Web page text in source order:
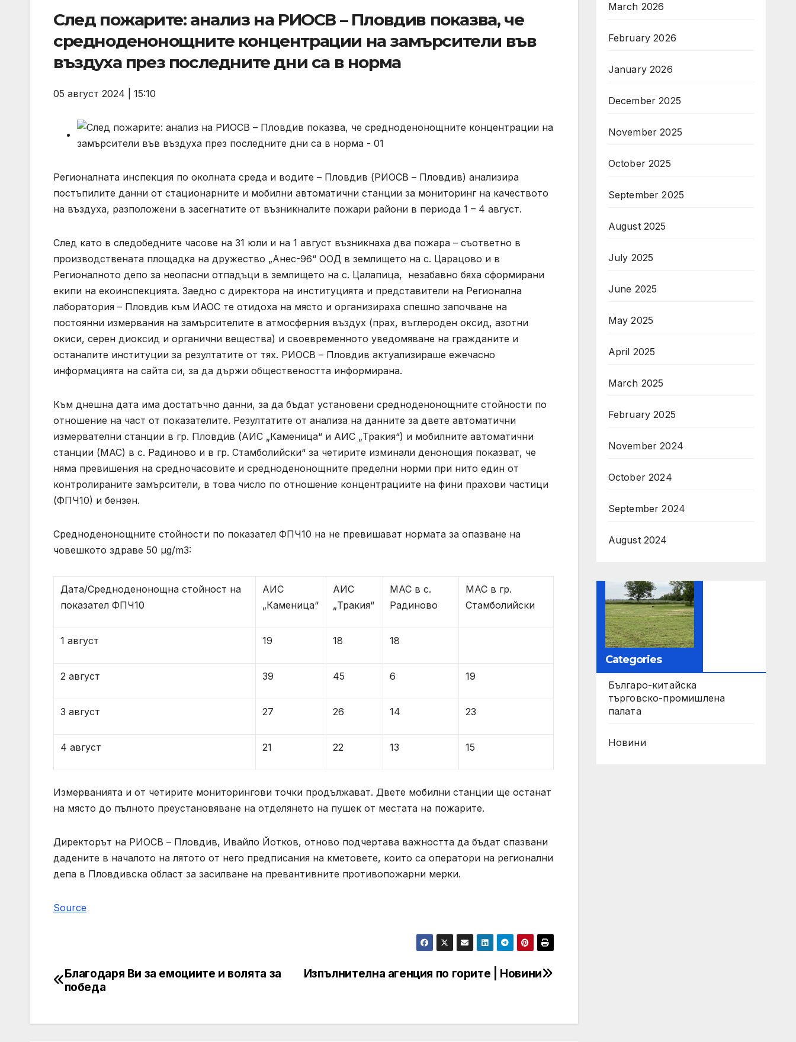
След пожарите: анализ на РИОСВ – Пловдив показва, че
средноденонощните концентрации на замърсители във
въздуха през последните дни са в норма
05 август 2024 | 15:10
Регионалната инспекция по околната среда и водите – Пловдив (РИОСВ – Пловдив) анализира
постъпилите данни от стационарните и мобилни автоматични станции за мониторинг на качеството
на въздуха, разположени в засегнатите от възникналите пожари райони в периода 1 – 4 август.
След като в следобедните часове на 31 юли и на 1 август възникнаха два пожара – съответно в
производствената площадка на дружество „Анес-96“ ООД в землището на с. Царацово и в
Регионалното депо за неопасни отпадъци в землището на с. Цалапица, незабавно бяха сформирани
екипи на екоинспекцията. Заедно с директора на институцията и представители на Регионална
лаборатория – Пловдив към ИАОС те отидоха на място и организираха спешно започване на
постоянни измервания на замърсителите в атмосферния въздух (прах, въглероден оксид, азотни
окиси, серен диоксид и органични вещества) и своевременното уведомяване на гражданите и
останалите институции за резултатите от тях. РИОСВ – Пловдив актуализираше ежечасно
информацията на сайта си, за да държи обществеността информирана.
Към днешна дата има достатъчно данни, за да бъдат установени средноденонощните стойности по
отношение на част от показателите. Резултатите от анализа на данните за двете автоматични
измервателни станции в гр. Пловдив (АИС „Каменица“ и АИС „Тракия“) и мобилните автоматични
станции (МАС) в с. Радиново и в гр. Стамболийски“ за четирите изминали денонощия показват, че
няма превишения на средночасовите и средноденонощните пределни норми при нито един от
контролираните замърсители, в това число по отношение концентрациите на фини прахови частици
(ФПЧ10) и бензен.
Средноденонощните стойности по показател ФПЧ10 на не превишават нормата за опазване на
човешкото здраве 50 µg/m3:
Дата/Средноденонощна стойност на
показател ФПЧ10
АИС
„Каменица“
АИС
„Тракия“
МАС в с.
Радиново
МАС в гр.
Стамболийски
1 август 19 18 18
2 август 39 45 6 19
3 август 27 26 14 23
4 август 21 22 13 15
Измерванията и от четирите мониторингови точки продължават. Двете мобилни станции ще останат
на място до пълното преустановяване на отделянето на пушек от местата на пожарите.
Директорът на РИОСВ – Пловдив, Ивайло Йотков, отново подчертава важността да бъдат спазвани
дадените в началото на лятото от него предписания на кметовете, които са оператори на регионални
депа в Пловдивска област за засилване на превантивните противопожарни мерки.
Source
Post
Изпълнителна агенция по горите | Новини
Благодаря Ви за емоциите и волята за
победа
March 2026
February 2026
January 2026
December 2025
November 2025
October 2025
September 2025
August 2025
July 2025
June 2025
May 2025
April 2025
March 2025
February 2025
November 2024
October 2024
September 2024
August 2024
Categories
Българо-китайска
търговско-промишлена
палата
Новини